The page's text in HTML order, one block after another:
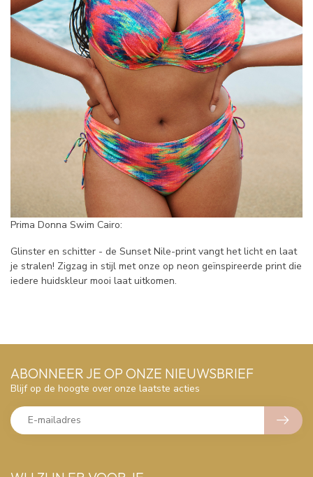
Prima Donna Swim Cairo:
Glinster en schitter - de Sunset Nile-print vangt het licht en laat
je stralen! Zigzag in stijl met onze op neon geïnspireerde print die
iedere huidskleur mooi laat uitkomen.
ABONNEER JE OP ONZE NIEUWSBRIEF
Blijf op de hoogte over onze laatste acties